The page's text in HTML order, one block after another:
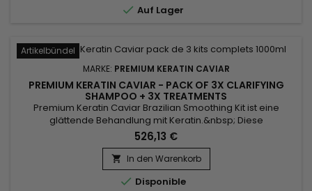
 Auf Lager
Artikelbündel
MARKE: PREMIUM KERATIN CAVIAR
PREMIUM KERATIN CAVIAR - PACK OF 3X CLARIFYING
SHAMPOO + 3X TREATMENTS
Premium Keratin Caviar Brazilian Smoothing Kit ist eine
glättende Behandlung mit Keratin.&nbsp; Diese
brasilianische Haarglättung wurde für geschädigtes,
trockenes Haar entwickelt und eignet sich auch perfekt für
alle Haartypen.&nbsp; Sie ist reich an Keratin und Arganöl
und stärkt, umhüllt und repariert geschädigtes und
geschwächtes Haar. Premium...
526,13 €
 In den Warenkorb
 Disponible